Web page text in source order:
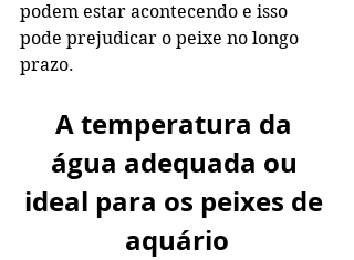
podem estar acontecendo e isso
pode prejudicar o peixe no longo
prazo.
A temperatura da
água adequada ou
ideal para os peixes de
aquário